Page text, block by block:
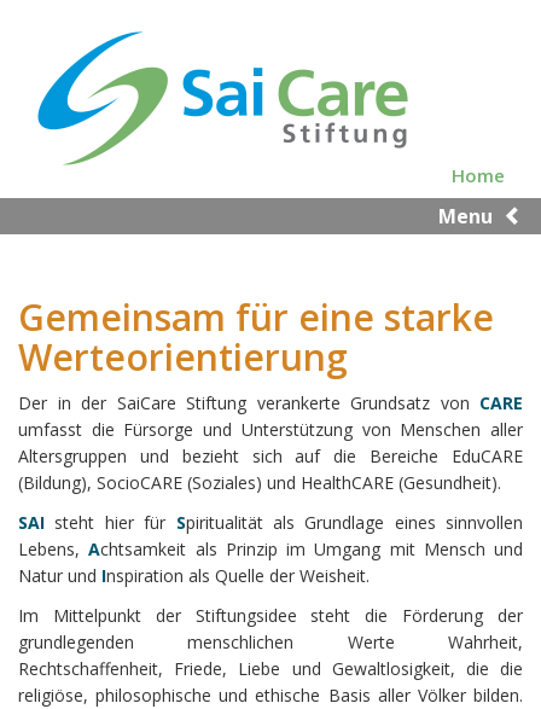
content
Home
Menu
Gemeinsam für eine starke
Werteorientierung
Der in der SaiCare Stiftung verankerte Grundsatz von CARE
umfasst die Fürsorge und Unterstützung von Menschen aller
Altersgruppen und bezieht sich auf die Bereiche EduCARE
(Bildung), SocioCARE (Soziales) und HealthCARE (Gesundheit).
SAI steht hier für Spiritualität als Grundlage eines sinnvollen
Lebens,Achtsamkeit als Prinzip im Umgang mit Mensch und
Natur und Inspiration als Quelle der Weisheit.
Im Mittelpunkt der Stiftungsidee steht die Förderung der
grundlegenden menschlichen Werte Wahrheit,
Rechtschaffenheit, Friede, Liebe und Gewaltlosigkeit, die die
religiöse, philosophische und ethische Basis aller Völker bilden.